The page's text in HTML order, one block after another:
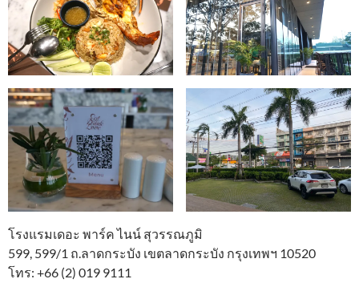
โรงแรมเดอะ พาร์ค ไนน์ สุวรรณภูมิ
599, 599/1 ถ.ลาดกระบัง เขตลาดกระบัง กรุงเทพฯ 10520
โทร: +66 (2) 019 9111